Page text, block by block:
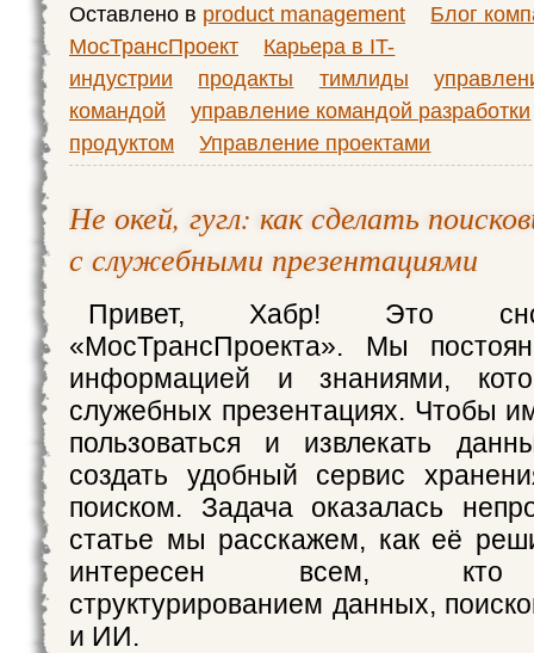
Оставлено в product management
Блог
МосТрансПроект
Карьера в IT-
индустрии
продакты тимлиды
командой
управление командой разработки
продуктом
Управление проектами
Не окей, гугл: как сделать
с служебными презентациями
Привет, Хабр! Это
«МосТрансПроекта». Мы
информацией и знаниями,
служебных презентациях. Чтобы
пользоваться и извлекать
создать удобный сервис
поиском. Задача оказалась
статье мы расскажем, как её
интересен всем, кто
структурированием данных,
и ИИ.